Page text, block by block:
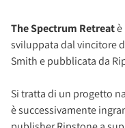
The Spectrum Retreatè
sviluppata dal vincitore
Smith e pubblicata da
Si tratta di un progetto
è successivamente